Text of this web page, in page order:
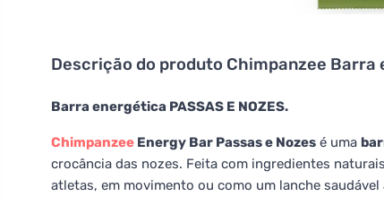
Descrição do produto Chimpanzee Barra
Barra energética PASSAS E NOZES.
Chimpanzee Energy Bar Passas e Nozes é uma
crocância das nozes. Feita com ingredientes
atletas, em movimento ou como um lanche